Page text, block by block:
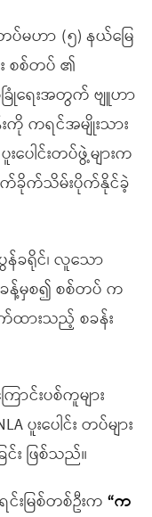
ပ်မဟာ (၅) နယ်မြေ
စစ်တပ် ၏
ြုံရေးအတွက် ဗျူဟာ
ကို ကရင်အမျိုးသား
ပေါင်းတပ်ဖွဲ့များက
ခိုက်သိမ်းပိုက်နိုင်ခဲ့
ခရိုင်၊ လူသော
န့်မှစ၍ စစ်တပ် က
စိုက်ထားသည့် စခန်း
င်းပစ်ကူများ
းပေါင်း တပ်များ
း ဖြစ်သည်။
းမြစ်တစ်ဦးက “က